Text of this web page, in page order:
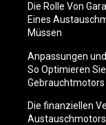
Die Rolle Von
Eines
Müssen
Anpassungen
So Optimieren
Gebrauchtmotors
Die finanziellen